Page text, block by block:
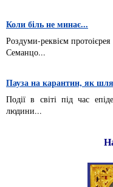
Коли біль не минає...
Роздуми-реквієм
Семанцо...
Пауза на карантин, як
Події в світі під час
людини...